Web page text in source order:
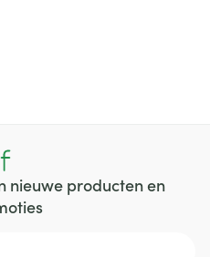
nieuwe producten en